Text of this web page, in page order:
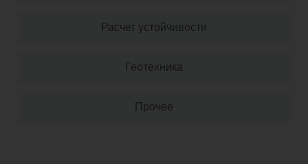
Расчет устойчивости
Геотехника
Прочее